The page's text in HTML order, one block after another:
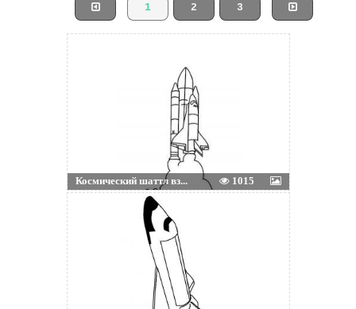
1 2 3
Космический шаттл вз... 1015